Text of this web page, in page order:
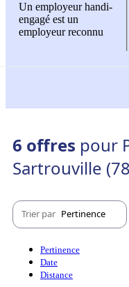
Un employeur handi-
engagé est un
employeur reconnu
6 offres pour
Sartrouville
Trier par Pertinence
Pertinence
Date
Distance